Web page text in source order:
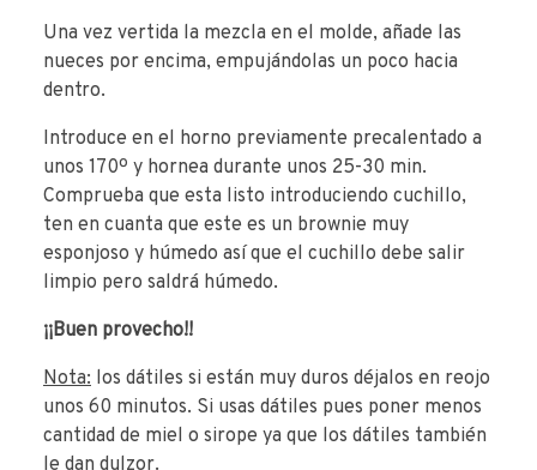
Una vez vertida la mezcla en el molde, añade las
nueces por encima, empujándolas un poco hacia
dentro.
Introduce en el horno previamente precalentado a
unos 170º y hornea durante unos 25-30 min.
Comprueba que esta listo introduciendo cuchillo,
ten en cuanta que este es un brownie muy
esponjoso y húmedo así que el cuchillo debe salir
limpio pero saldrá húmedo.
¡¡Buen provecho!!
Nota: los dátiles si están muy duros déjalos en reojo
unos 60 minutos. Si usas dátiles pues poner menos
cantidad de miel o sirope ya que los dátiles también